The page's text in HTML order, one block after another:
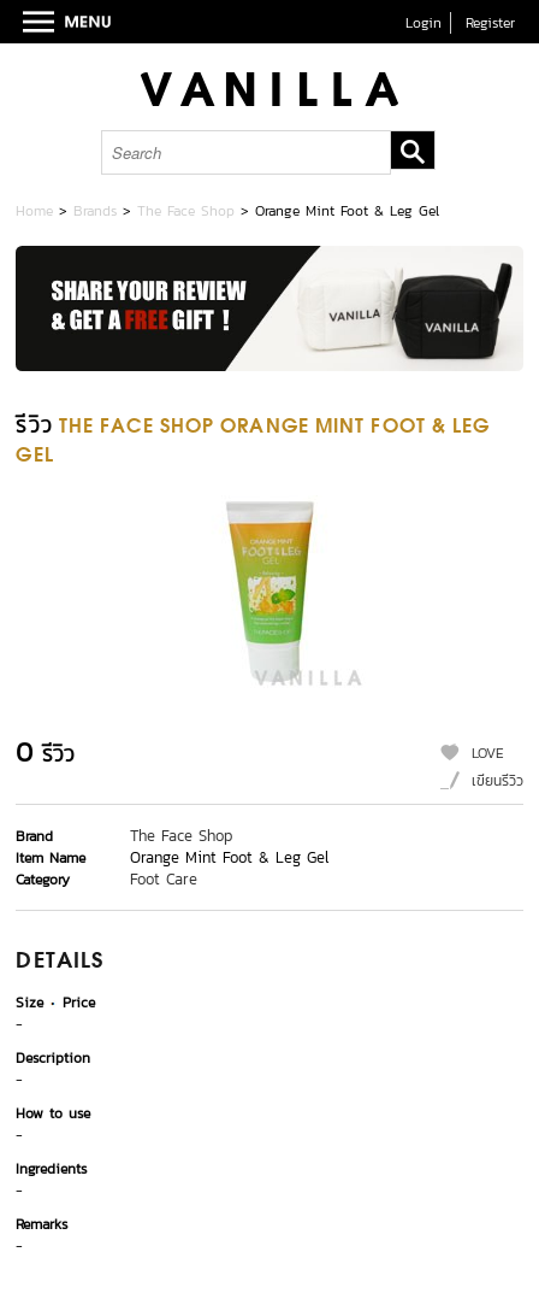
Login Register
Home > Brands >The Face Shop >Orange Mint Foot & Leg Gel
รีวิว THE FACE SHOP ORANGE MINT FOOT & LEG
GEL
0 รีวิว
LOVE
เขียนรีวิว
Brand The Face Shop
Item Name Orange Mint Foot & Leg Gel
Category Foot Care
DETAILS
Size
Price
-
Description
-
How to use
-
Ingredients
-
Remarks
-